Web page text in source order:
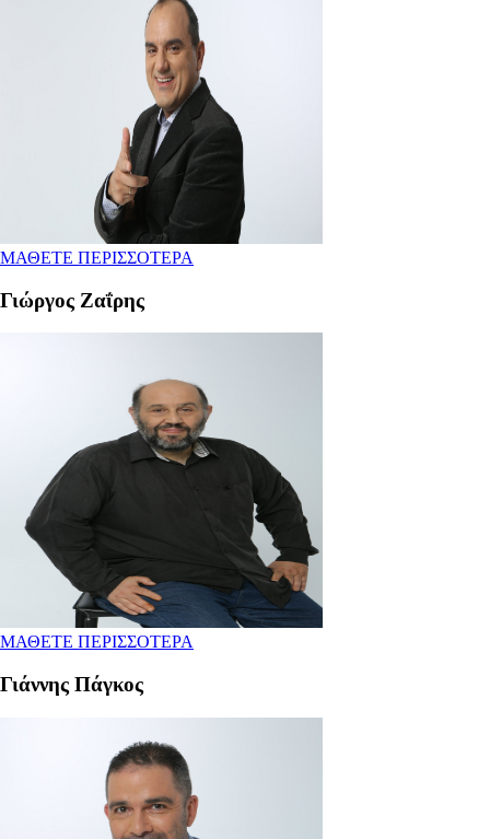
ΜΑΘΕΤΕ ΠΕΡΙΣΣΟΤΕΡΑ
Γιώργος Ζαΐρης
ΜΑΘΕΤΕ ΠΕΡΙΣΣΟΤΕΡΑ
Γιάννης Πάγκος